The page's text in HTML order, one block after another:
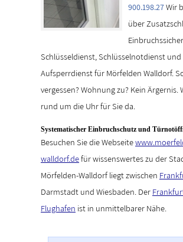
900.198.27Wir
über
Schlüsseldienst, Schlüsselnotdienst und
Aufsperrdienst für Mörfelden Walldorf.
vergessen? Wohnung zu? Kein Ärgernis.
rund um die Uhr für Sie da.
Systematischer Einbruchschutz und
Besuchen Sie die Webseite
walldorf.defür wissenswertes zu der
Mörfelden-Walldorf liegt zwischen
Darmstadt und Wiesbaden. Der
Flughafen ist in unmittelbarer Nähe.